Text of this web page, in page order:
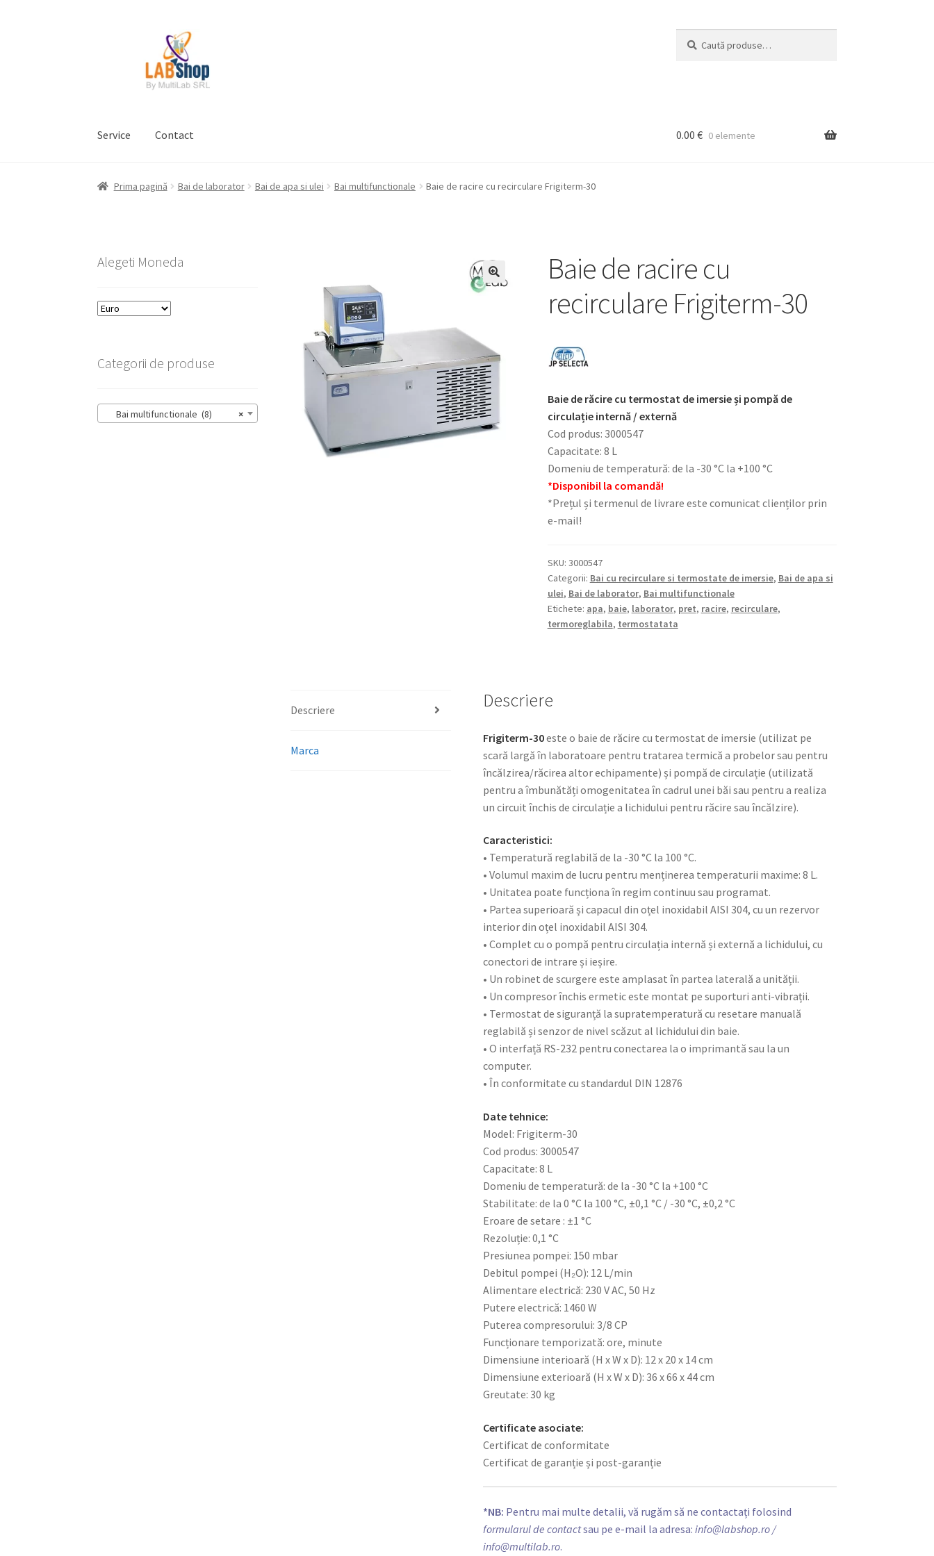
după:
Service Contact
Prima pagină Contul meu Coș Plată Request a Quote Condiții generaleService Contact
0.00 € 0 elemente
Prima pagină Bai de laborator Bai de apa si ulei Bai multifunctionale Baie de racire cu recirculare Frigiterm-30
Baie de racire cu
recirculare Frigiterm-30
Baie de răcire cu termostat de imersie și pompă de
circulație internă / externă
Cod produs: 3000547
Capacitate: 8 L
Domeniu de temperatură: de la -30 °C la +100 °C
*Disponibil la comandă!
*Prețul și termenul de livrare este comunicat clienților prin
e-mail!
SKU: 3000547
Categorii: Bai cu recirculare si termostate de imersie, Bai de apa si
ulei, Bai de laborator, Bai multifunctionale
Etichete: apa, baie, laborator, pret, racire, recirculare,
termoreglabila, termostatata
Descriere
Marca
Descriere
Frigiterm-30este o baie de răcire cu termostat de imersie (utilizat pe
scară largă în laboratoare pentru tratarea termică a probelor sau pentru
încălzirea/răcirea altor echipamente) și pompă de circulație (utilizată
pentru a îmbunătăți omogenitatea în cadrul unei băi sau pentru a realiza
un circuit închis de circulație a lichidului pentru răcire sau încălzire).
Caracteristici:
• Temperatură reglabilă de la -30 °C la 100 °C.
• Volumul maxim de lucru pentru menținerea temperaturii maxime: 8 L.
• Unitatea poate funcționa în regim continuu sau programat.
• Partea superioară și capacul din oțel inoxidabil AISI 304, cu un rezervor
interior din oțel inoxidabil AISI 304.
• Complet cu o pompă pentru circulația internă și externă a lichidului, cu
conectori de intrare și ieșire.
• Un robinet de scurgere este amplasat în partea laterală a unității.
• Un compresor închis ermetic este montat pe suporturi anti-vibrații.
• Termostat de siguranță la supratemperatură cu resetare manuală
reglabilă și senzor de nivel scăzut al lichidului din baie.
• O interfață RS-232 pentru conectarea la o imprimantă sau la un
computer.
• În conformitate cu standardul DIN 12876
Date tehnice:
Model: Frigiterm-30
Cod produs: 3000547
Capacitate: 8 L
Domeniu de temperatură: de la -30 °C la +100 °C
Stabilitate: de la 0 °C la 100 °C, ±0,1 °C / -30 °C, ±0,2 °C
Eroare de setare : ±1 °C
Rezoluție: 0,1 °C
Presiunea pompei: 150 mbar
Debitul pompei (H₂O): 12 L/min
Alimentare electrică: 230 V AC, 50 Hz
Putere electrică: 1460 W
Puterea compresorului: 3/8 CP
Funcționare temporizată: ore, minute
Dimensiune interioară (H x W x D): 12 x 20 x 14 cm
Dimensiune exterioară (H x W x D): 36 x 66 x 44 cm
Greutate: 30 kg
Certificate asociate:
Certificat de conformitate
Certificat de garanție și post-garanție
*NB: Pentru mai multe detalii, vă rugăm să ne contactați folosind
formularul de contactsau pe e-mail la adresa:info@labshop.ro/
info@multilab.ro.
Alegeti Moneda
Categorii de produse
×
Bai multifunctionale (8)